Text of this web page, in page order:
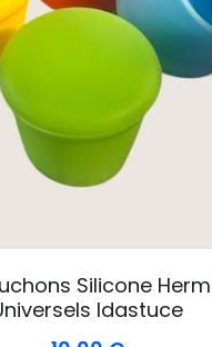
Silicone
Idastuce